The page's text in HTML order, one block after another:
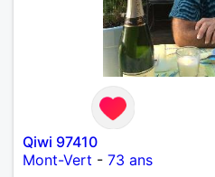
Qiwi 97410
Mont-Vert - 73 ans